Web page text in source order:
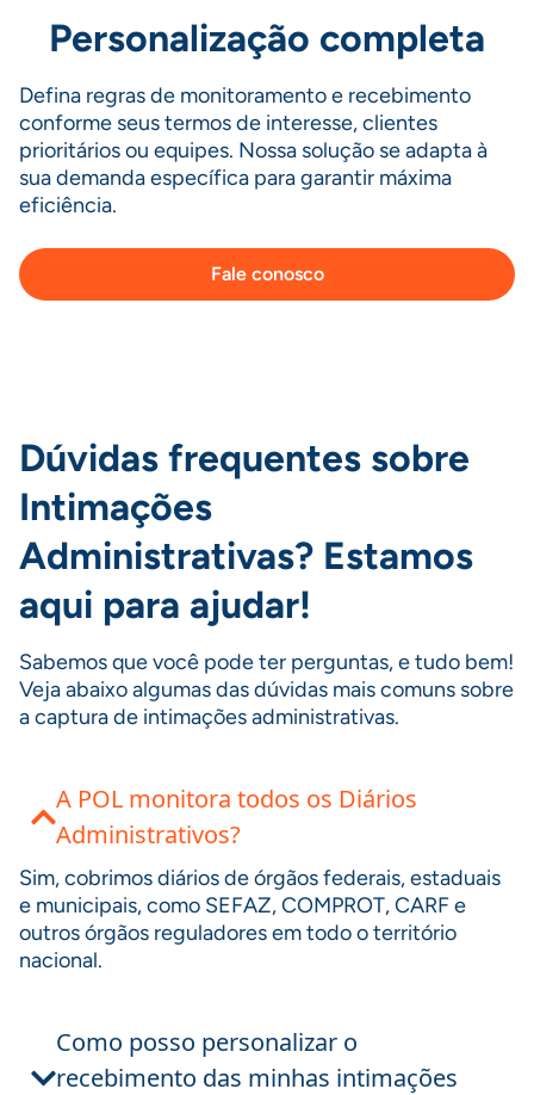
Personalização completa
Defina regras de monitoramento e recebimento
conforme seus termos de interesse, clientes
prioritários ou equipes. Nossa solução se adapta à
sua demanda específica para garantir máxima
eficiência.
Fale conosco
Dúvidas frequentes sobre
Intimações
Administrativas? Estamos
aqui para ajudar!
Sabemos que você pode ter perguntas, e tudo bem!
Veja abaixo algumas das dúvidas mais comuns sobre
a captura de intimações administrativas.
A POL monitora todos os Diários
Administrativos?
Sim, cobrimos diários de órgãos federais, estaduais
e municipais, como SEFAZ, COMPROT, CARF e
outros órgãos reguladores em todo o território
nacional.
Como posso personalizar o
recebimento das minhas intimações